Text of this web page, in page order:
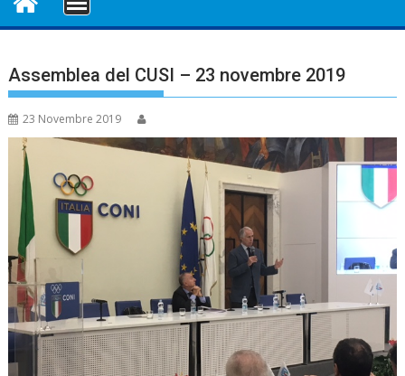
Assemblea del CUSI – 23 novembre 2019
23 Novembre 2019